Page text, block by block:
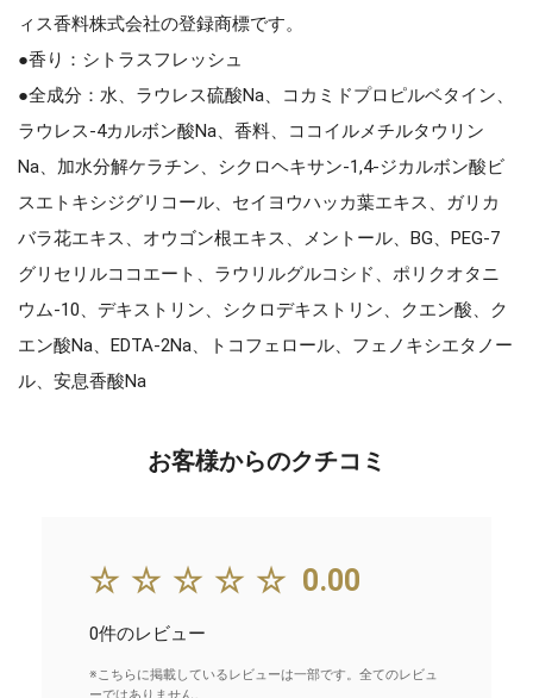
ィス香料株式会社の登録商標です。
●香り：シトラスフレッシュ
●全成分：水、ラウレス硫酸Na、コカミドプロピルベタイン、
ラウレス-4カルボン酸Na、香料、ココイルメチルタウリン
Na、加水分解ケラチン、シクロヘキサン-1,4-ジカルボン酸ビ
スエトキシジグリコール、セイヨウハッカ葉エキス、ガリカ
バラ花エキス、オウゴン根エキス、メントール、BG、PEG-7
グリセリルココエート、ラウリルグルコシド、ポリクオタニ
ウム-10、デキストリン、シクロデキストリン、クエン酸、ク
エン酸Na、EDTA-2Na、トコフェロール、フェノキシエタノー
ル、安息香酸Na
お客様からのクチコミ
☆☆☆☆☆ 0.00
0件のレビュー
※こちらに掲載しているレビューは一部です。全てのレビュ
ーではありません。